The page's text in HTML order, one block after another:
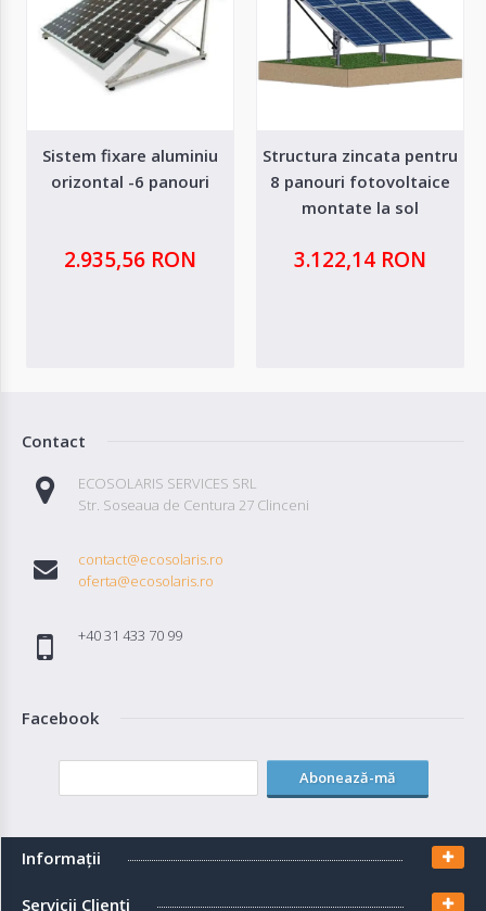
Sistem fixare aluminiu
orizontal -6 panouri
2.935,56 RON
Structura zincata pentru
8 panouri fotovoltaice
montate la sol
3.122,14 RON
Contact
ECOSOLARIS SERVICES SRL
Str. Soseaua de Centura 27 Clinceni
contact@ecosolaris.ro
oferta@ecosolaris.ro
+40 31 433 70 99
Facebook
Abonează-mă
Informaţii
Servicii Clienţi